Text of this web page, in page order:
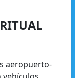
aeropuerto-